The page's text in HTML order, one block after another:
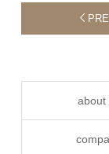
about